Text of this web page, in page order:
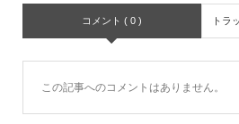
コメント ( 0 ) トラ
この記事へのコメントはありません。